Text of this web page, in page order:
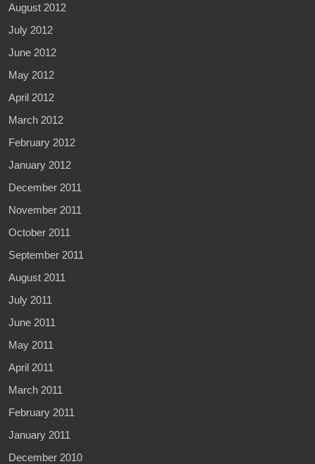
August 2012
July 2012
June 2012
May 2012
April 2012
March 2012
February 2012
January 2012
December 2011
November 2011
October 2011
September 2011
August 2011
July 2011
June 2011
May 2011
April 2011
March 2011
February 2011
January 2011
December 2010